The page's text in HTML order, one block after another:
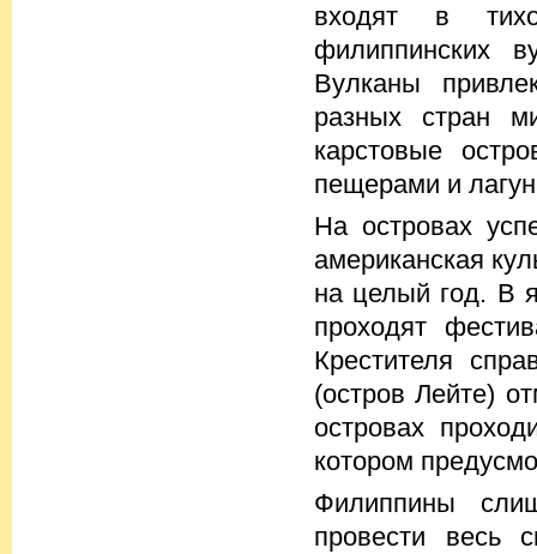
входят в
филиппинских
Вулканы
разных стран
карстовые
пещерами и
На островах
американская
на целый год. В
проходят
Крестителя
(остров Лейте)
островах
котором
Филиппины
провести весь